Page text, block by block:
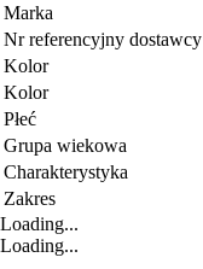
Marka
Nr referencyjny dostawcy
Kolor
Kolor
Płeć
Grupa wiekowa
Charakterystyka
Zakres
Loading...
Loading...